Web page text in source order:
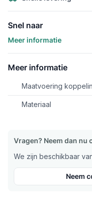
Snel naar
Meer informatie
Meer informatie
Maatvoering
Materiaal
Vragen? Neem dan nu
We zijn beschikbaar
Neem